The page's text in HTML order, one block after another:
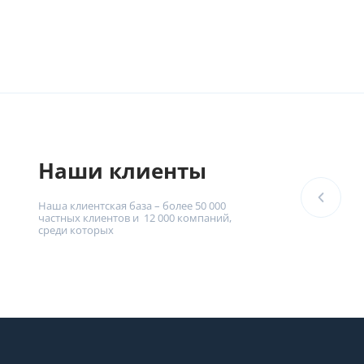
Наши клиенты
Наша клиентская база – более 50 000
частных клиентов и 12 000 компаний,
среди которых